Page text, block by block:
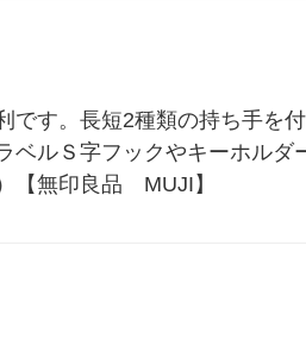
す。長短2種類の持ち手を
ベルＳ字フックやキーホルダ
無印良品　MUJI】